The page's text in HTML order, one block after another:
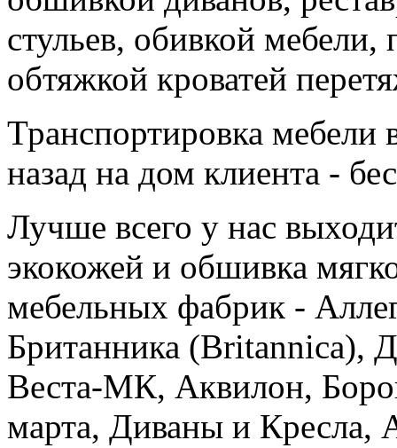
стульев, обивкой
обтяжкой кроватей
Транспортировка мебели
назад на дом клиента -
Лучше всего у нас
экокожей и обшивка
мебельных фабрик -
Британника (Britannica),
Веста-МК, Аквилон,
марта, Диваны и Кресла,